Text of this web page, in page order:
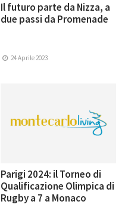
Il futuro parte da Nizza, a
due passi da Promenade
24 Aprile 2023
Parigi 2024: il Torneo di
Qualificazione Olimpica di
Rugby a 7 a Monaco